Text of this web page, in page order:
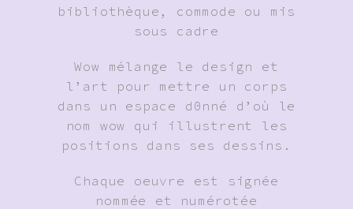
bibliothèque, commode ou mis
sous cadre
Wow mélange le design et
l’art pour mettre un corps
dans un espace d0nné d’où le
nom wow qui illustrent les
positions dans ses dessins.
Chaque oeuvre est signée
nommée et numérotée